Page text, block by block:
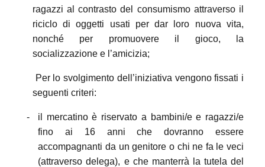
ragazzi al contrasto del consumismo attraverso il
riciclo di oggetti usati per dar loro nuova vita,
nonché per promuovere il gioco,
la
socializzazione e l’amicizia;
Per lo svolgimento dell’iniziativa vengono fissati i
seguenti criteri:
-
il mercatino è riservato a bambini/e e ragazzi/e
fino ai 16 anni che dovranno essere
accompagnanti da un genitore o chi ne fa le veci
(attraverso delega), e che manterrà la tutela del